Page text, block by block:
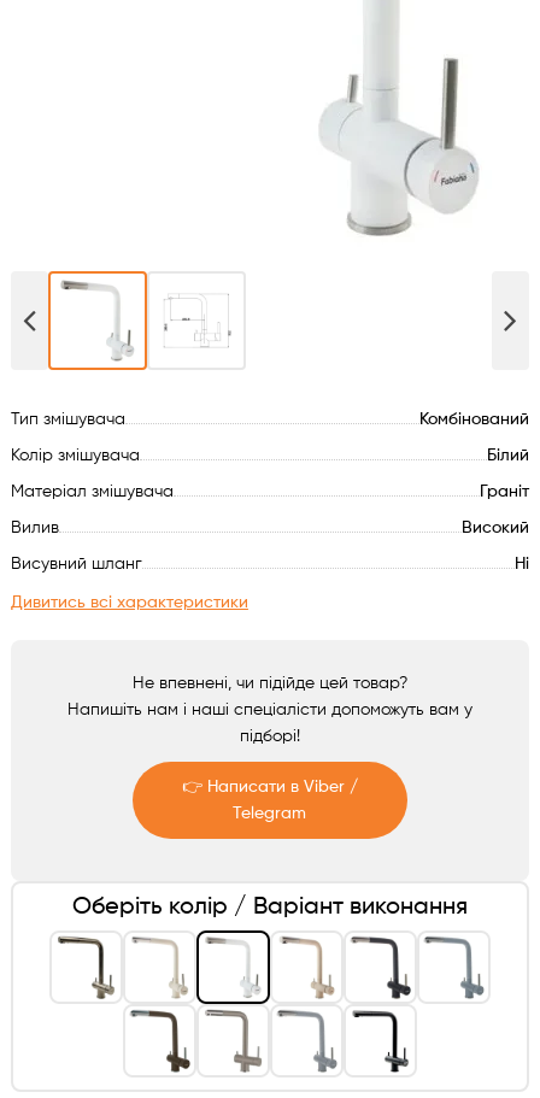
Пральні машини
Сушильні машини
Холодильне обладнання
Сантехніка
Тип змішувача Комбінований
Колір змішувача Білий
Матеріал змішувача Граніт
Вилив Високий
Висувний шланг Ні
Дивитись всі характеристики
Не впевнені, чи підійде цей товар?
Напишіть нам і наші спеціалісти допоможуть вам у
підборі!
👉 Написати в Viber /
Telegram
Viber
Оберіть колір / Варіант виконання